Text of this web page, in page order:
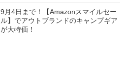
9月4日まで！【Amazonスマイルセー
ル】でアウトブランドのキャンプギア
が大特価！